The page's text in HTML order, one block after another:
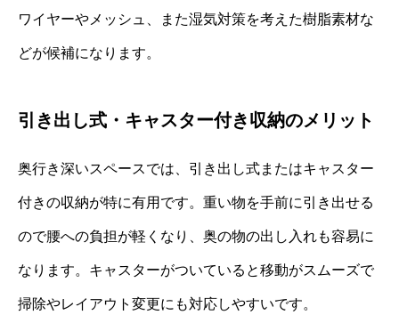
ワイヤーやメッシュ、また湿気対策を考えた樹脂素材な
どが候補になります。
引き出し式・キャスター付き収納のメリット
奥行き深いスペースでは、引き出し式またはキャスター
付きの収納が特に有用です。重い物を手前に引き出せる
ので腰への負担が軽くなり、奥の物の出し入れも容易に
なります。キャスターがついていると移動がスムーズで
掃除やレイアウト変更にも対応しやすいです。